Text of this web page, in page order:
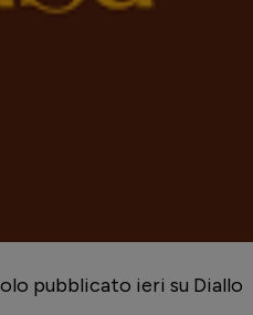
pubblicato ieri su Diallo